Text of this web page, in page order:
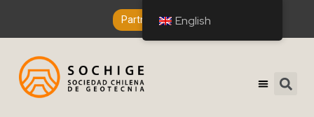
Partner EntryEnglish